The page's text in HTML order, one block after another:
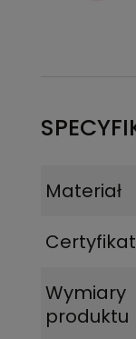
Materiał
Certyfikat
Wymiary
produktu